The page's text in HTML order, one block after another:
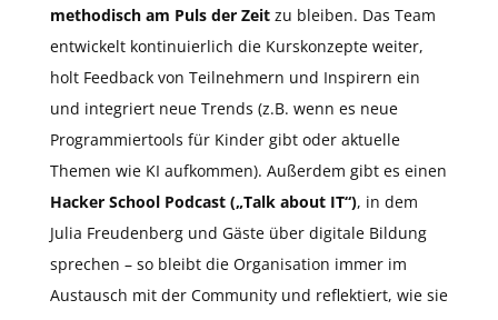
methodisch am Puls der Zeit zu bleiben. Das Team
entwickelt kontinuierlich die Kurskonzepte weiter,
holt Feedback von Teilnehmern und Inspirern ein
und integriert neue Trends (z.B. wenn es neue
Programmiertools für Kinder gibt oder aktuelle
Themen wie KI aufkommen). Außerdem gibt es einen
Hacker School Podcast („Talk about IT“), in dem
Julia Freudenberg und Gäste über digitale Bildung
sprechen – so bleibt die Organisation immer im
Austausch mit der Community und reflektiert, wie sie